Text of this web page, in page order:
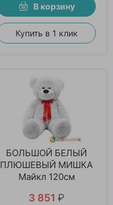
В корзину
Купить в 1 клик
БОЛЬШОЙ БЕЛЫЙ
ПЛЮШЕВЫЙ МИШКА
Майкл 120см
3 851 ₽